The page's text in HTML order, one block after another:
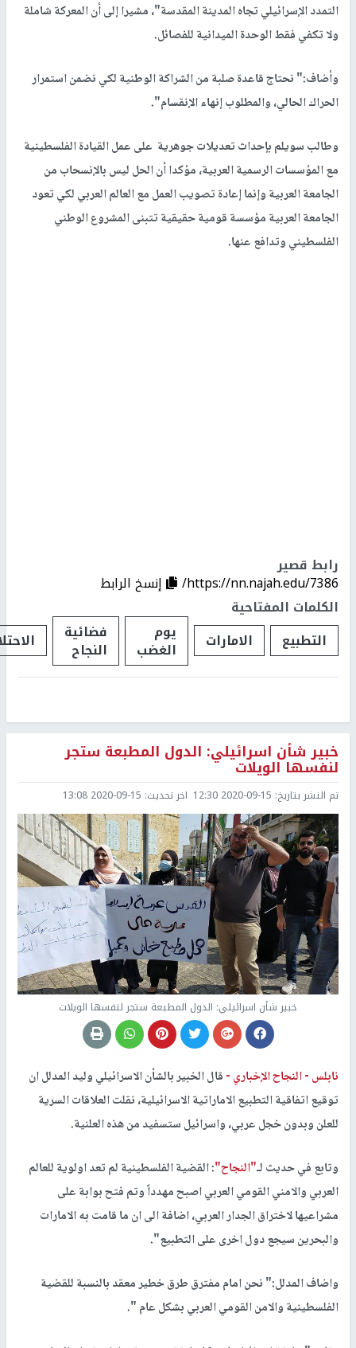
التمدد الإسرائيلي تجاه المدينة المقدسة"، مشيرا إلى أن المعركة شاملة
ولا تكفي فقط الوحدة الميدانية للفصائل.
وأضاف:" نحتاج قاعدة صلبة من الشراكة الوطنية لكي نضمن استمرار
الحراك الحالي، والمطلوب إنهاء الإنقسام".
وطالب سويلم بإحداث تعديلات جوهرية على عمل القيادة الفلسطينية
مع المؤسسات الرسمية العربية، مؤكدا أن الحل ليس بالإنسحاب من
الجامعة العربية وإنما إعادة تصويب العمل مع العالم العربي لكي تعود
الجامعة العربية مؤسسة قومية حقيقية تتبنى المشروع الوطني
الفلسطيني وتدافع عنها.
رابط قصير
https://nn.najah.edu/7386/
إنسخ الرابط
الكلمات المفتاحية
التطبيع
الامارات يوم
الغضب
فضائية
النجاح
خبير شأن اسرائيلي: الدول المطبعة ستجر
لنفسها الويلات
تم النشر بتاريخ: 2020-09-15 12:30 اخر تحديث: 2020-09-15 13:08
خبير شأن اسرائيلي: الدول المطبعة ستجر لنفسها الويلات
نابلس -النجاح الإخباري -قال الخبير بالشأن الاسرائيلي وليد المدلل ان
توقيع اتفاقية التطبيع الاماراتية الاسرائيلية، نقلت العلاقات السرية
للعلن وبدون خجل عربي، واسرائيل ستسفيد من هذه العلنية.
وتابع في حديث لـ"النجاح": القضية الفلسطينية لم تعد اولوية للعالم
العربي والامني القومي العربي اصبح مهدداً وتم فتح بوابة على
مشراعيها لاختراق الجدار العربي، اضافة الى ان ما قامت به الامارات
والبحرين سيجع دول اخرى على التطبيع".
واضاف المدلل:" نحن امام مفترق طرق خطير معقد بالنسبة للقضية
الفلسطينية والامن القومي العربي بشكل عام ".